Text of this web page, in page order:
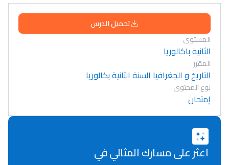
تحميل الدرس
المستوى
الثانية باكالوريا
المقرر
التاريخ و الجغرافيا السنة الثانية بكالوريا
نوع المحتوى
إمتحان
اعثر على مسارك المثالي في